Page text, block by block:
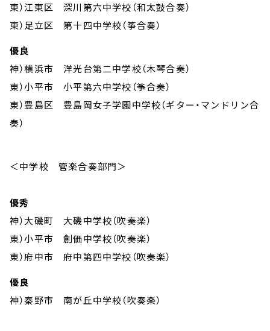
東）江東区 深川第六中学校（和太鼓合奏）
東）足立区 第十四中学校（筝合奏）
優良
神）横浜市 洋光台第二中学校（木琴合奏）
東）小平市 小平第六中学校（筝合奏）
東）豊島区 豊島岡女子学園中学校（ギター・マンドリン合
奏）
＜中学校 管楽合奏部門＞
優秀
神）大磯町 大磯中学校（吹奏楽）
東）小平市 創価中学校（吹奏楽）
東）府中市 府中第四中学校（吹奏楽）
優良
神）秦野市 南が丘中学校（吹奏楽）